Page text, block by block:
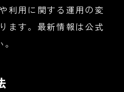
利用に関する運用の変
ます。最新情報は公式